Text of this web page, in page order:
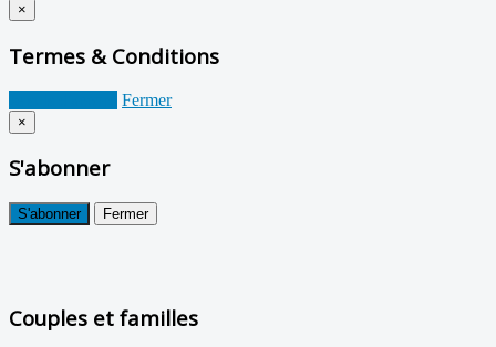
×
Termes & Conditions
Fermer
×
S'abonner
S'abonner Fermer
Couples et familles